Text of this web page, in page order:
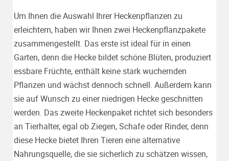
Um Ihnen die Auswahl Ihrer Heckenpflanzen zu
erleichtern, haben wir Ihnen zwei Heckenpflanzpakete
zusammengestellt. Das erste ist ideal für in einen
Garten, denn die Hecke bildet schöne Blüten, produziert
essbare Früchte, enthält keine stark wuchernden
Pflanzen und wächst dennoch schnell. Außerdem kann
sie auf Wunsch zu einer niedrigen Hecke geschnitten
werden. Das zweite Heckenpaket richtet sich besonders
an Tierhalter, egal ob Ziegen, Schafe oder Rinder, denn
diese Hecke bietet Ihren Tieren eine alternative
Nahrungsquelle, die sie sicherlich zu schätzen wissen,